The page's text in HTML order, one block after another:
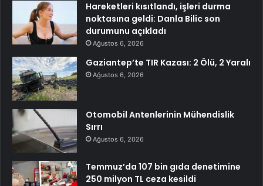
Hareketleri kısıtlandı, işleri durma
noktasına geldi: Danla Bilic son
durumunu açıkladı
Ağustos 6, 2026
Gaziantep’te TIR Kazası: 2 Ölü, 2 Yaralı
Ağustos 6, 2026
Otomobil Antenlerinin Mühendislik
Sırrı
Ağustos 6, 2026
Temmuz’da 107 bin gıda denetimine
250 milyon TL ceza kesildi